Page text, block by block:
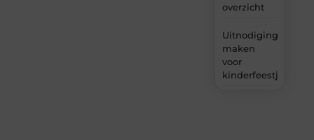
overzicht
Uitnodigingen
maken
voor
kinderfeestjes